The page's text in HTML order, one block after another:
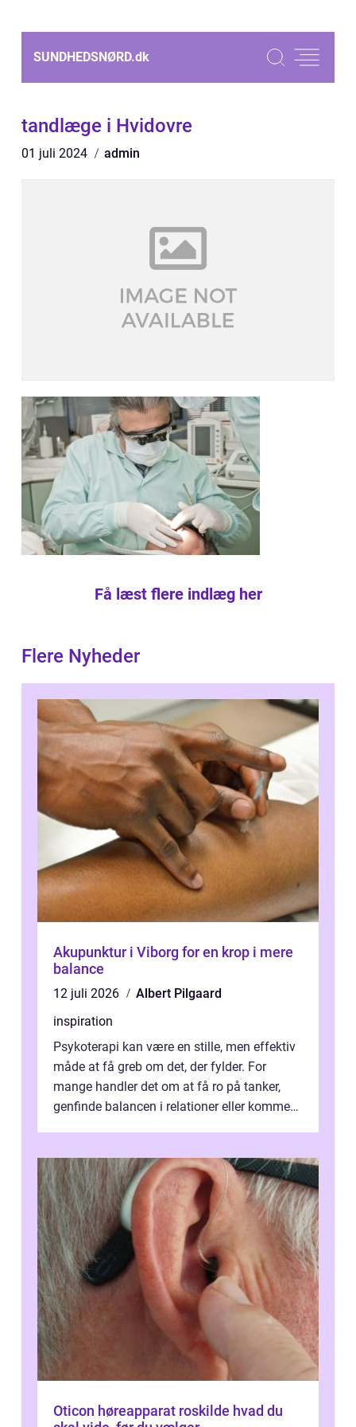
SUNDHEDSNØRD.dk
tandlæge i Hvidovre
01 juli 2024 admin
Få læst flere indlæg her
Flere Nyheder
Akupunktur i Viborg for en krop i mere
balance
12 juli 2026
Albert Pilgaard
inspiration
Psykoterapi kan være en stille, men effektiv
måde at få greb om det, der fylder. For
mange handler det om at få ro på tanker,
genfinde balancen i relationer eller komme
Oticon høreapparat roskilde hvad du